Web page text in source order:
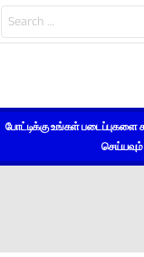
for:
போட்டிக்கு உங்கள் படைப்புகளை
செய்யவும்